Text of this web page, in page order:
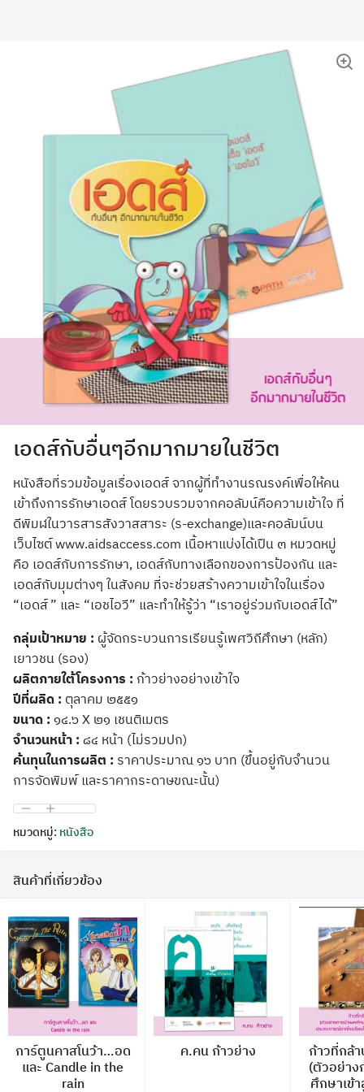
เอดส์กับอื่นๆอีกมากมายในชีวิต
หนังสือที่รวมข้อมูลเรื่องเอดส์ จากผู้ที่ทำงานรณรงค์เพื่อให้คน
เข้าถึงการรักษาเอดส์ โดยรวบรวมจากคอลัมน์คือความเข้าใจ ที่
ดีพิมฬในวารสารสังวาสสาระ (ร-exchange)และคอลัมน์บน
เว็บไซต์ www.aidsaccess.com เนื้อหาแบ่งได้เปืน ๓ หมวดหมู่
คือ เอดส์กับการรักษา, เอดส์กับทางเลือกของการป้องกัน และ
เอดส์กับมุมต่างๆ ในสังคม ที่จะช่วยสร้างความเข้าใจในเรื่อง
“เอดส์” และ “เอชไอวี” และทำให้รู้ว่า “เราอยู่ร่วมกับเอดส์ได้”
กลุ่มเป้าหมาย : ผู้จัดกระบวนการเรียนรู้เพศวิถีศึกษา (หลัก)
เยาวชน (รอง)
ผลิตภายใต้โครงการ : ก้าวย่างอย่างเข้าใจ
ปีที่ผลิด : ตุลาคม ๒๕๕๑
ขนาด : ๑๔.๖ X ๒๑ เชนติเมตร
จำนวนหน้า : ๘๔ หน้า (ไม่รวมปก)
ค้นทุนในการผลิต : ราคาประมาณ ๑๖ บาท (ขึ้นอยู่กับจำนวน
การจัดพิมพ์ และราคากระดาษขณะนั้น)
หมวดหมู่: หนังสือ
สินค้าที่เกี่ยวข้อง
การ์ตูนคาสโนว้า…อด
และ Candle in the
rain
ค.คน ก้าวย่าง
ก้าวที่กล้
(ตัวอย่าง
ศึกษาเข้